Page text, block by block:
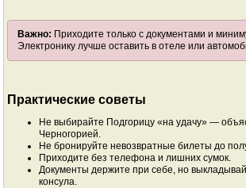
Важно: Приходите только с документами и
Электронику лучше оставить в отеле или
Практические советы
Не выбирайте Подгорицу «на удачу» —
Черногорией.
Не бронируйте невозвратные билеты до
Приходите без телефона и лишних сумок.
Документы держите при себе, но
консула.